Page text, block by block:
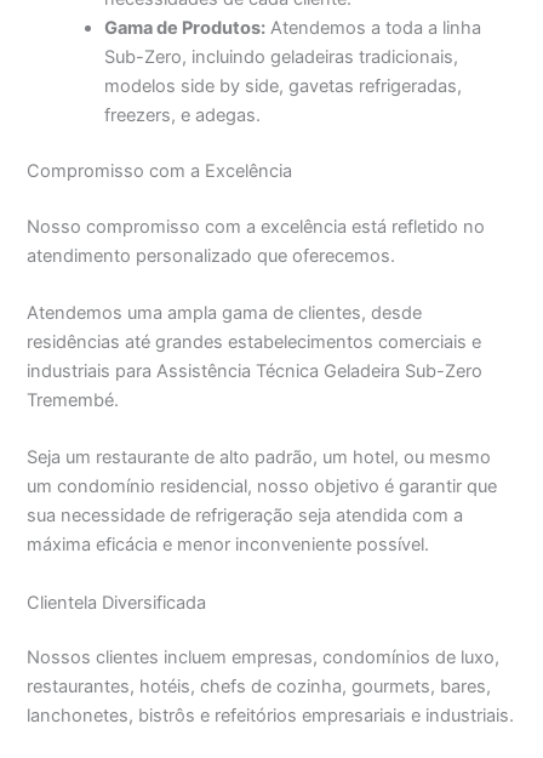
Gama de Produtos: Atendemos a toda a linha
Sub-Zero, incluindo geladeiras tradicionais,
modelos side by side, gavetas refrigeradas,
freezers, e adegas.
Compromisso com a Excelência
Nosso compromisso com a excelência está refletido no
atendimento personalizado que oferecemos.
Atendemos uma ampla gama de clientes, desde
residências até grandes estabelecimentos comerciais e
industriais para Assistência Técnica Geladeira Sub-Zero
Tremembé.
Seja um restaurante de alto padrão, um hotel, ou mesmo
um condomínio residencial, nosso objetivo é garantir que
sua necessidade de refrigeração seja atendida com a
máxima eficácia e menor inconveniente possível.
Clientela Diversificada
Nossos clientes incluem empresas, condomínios de luxo,
restaurantes, hotéis, chefs de cozinha, gourmets, bares,
lanchonetes, bistrôs e refeitórios empresariais e industriais.